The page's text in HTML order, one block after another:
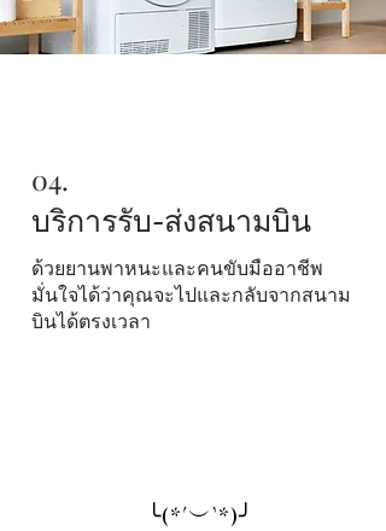
04.
บริการรับ-ส่งสนามบิน
ด้วยยานพาหนะและคนขับมืออาชีพ
มั่นใจได้ว่าคุณจะไปและกลับจากสนาม
บินได้ตรงเวลา
╰(*´︶`*)╯